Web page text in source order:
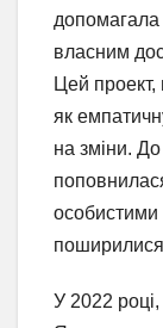
допомагала
власним
Цей проект,
як
на зміни. До
особистими
поширилися
У 2022